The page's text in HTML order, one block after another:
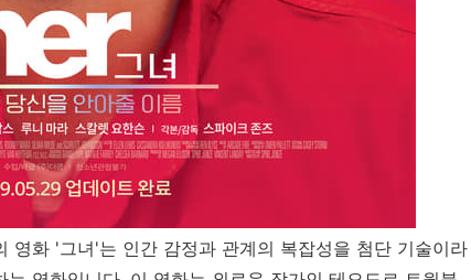
영화 '그녀'는 인간 감정과 관계의 복잡성을 첨단 기술이라